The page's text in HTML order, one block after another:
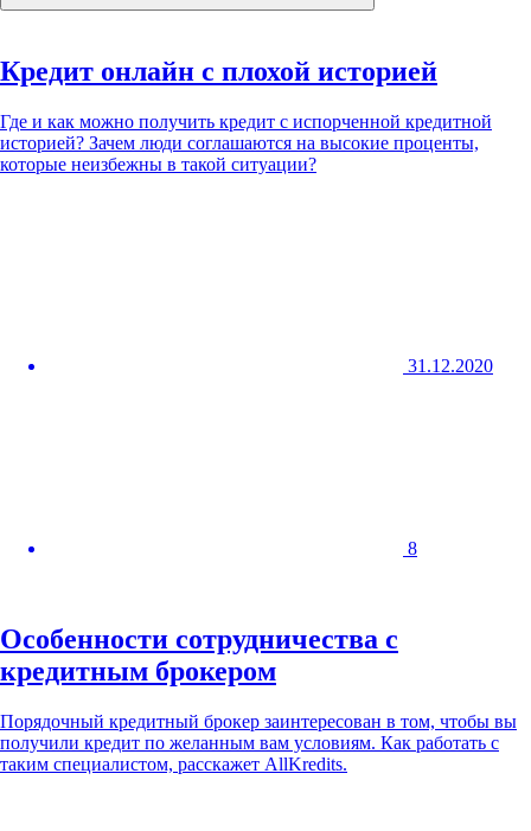
Кредит онлайн с плохой историей
Где и как можно получить кредит с испорченной кредитной
историей? Зачем люди соглашаются на высокие проценты,
которые неизбежны в такой ситуации?
31.12.2020
8
Особенности сотрудничества с
кредитным брокером
Порядочный кредитный брокер заинтересован в том, чтобы вы
получили кредит по желанным вам условиям. Как работать с
таким специалистом, расскажет AllKredits.